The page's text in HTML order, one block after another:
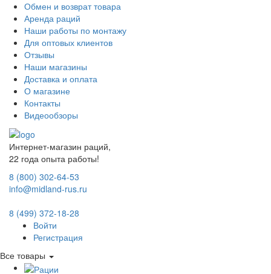
Обмен и возврат товара
Аренда раций
Наши работы по монтажу
Для оптовых клиентов
Отзывы
Наши магазины
Доставка и оплата
О магазине
Контакты
Видеообзоры
Интернет-магазин раций,
22 года опыта работы!
8 (800) 302-64-53
info@midland-rus.ru
8 (499) 372-18-28
Войти
Регистрация
Все товары